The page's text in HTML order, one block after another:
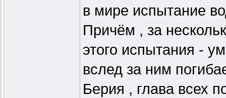
в мире испытание
Причём , за
этого испытания -
вслед за ним
Берия , глава всех